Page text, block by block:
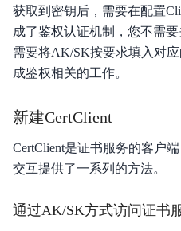
获取到密钥后，需要在配置
成了鉴权认证机制，您不需
需要将AK/SK按要求填入对
成鉴权相关的工作。
新建CertClient
CertClient是证书服务的客户
交互提供了一系列的方法。
通过AK/SK方式访问证书